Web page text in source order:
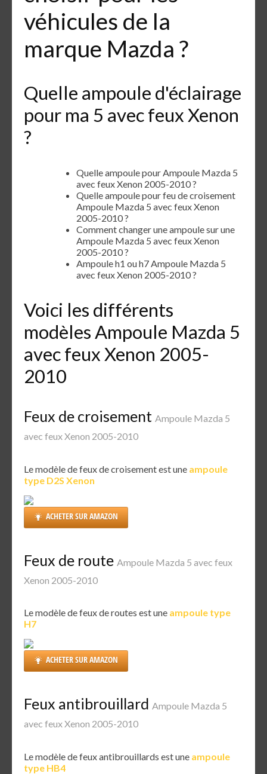
véhicules de la
marque Mazda ?
Quelle ampoule d'éclairage
pour ma 5 avec feux Xenon
?
Quelle ampoule pour Ampoule Mazda 5
avec feux Xenon 2005-2010 ?
Quelle ampoule pour feu de croisement
Ampoule Mazda 5 avec feux Xenon
2005-2010 ?
Comment changer une ampoule sur une
Ampoule Mazda 5 avec feux Xenon
2005-2010 ?
Ampoule h1 ou h7 Ampoule Mazda 5
avec feux Xenon 2005-2010 ?
Voici les différents
modèles Ampoule Mazda 5
avec feux Xenon 2005-
2010
Feux de croisement Ampoule Mazda 5
avec feux Xenon 2005-2010
Le modèle de feux de croisement est une ampoule
type D2S Xenon
ACHETER SUR AMAZON
Feux de route Ampoule Mazda 5 avec feux
Xenon 2005-2010
Le modèle de feux de routes est une ampoule type
H7
ACHETER SUR AMAZON
Feux antibrouillard Ampoule Mazda 5
avec feux Xenon 2005-2010
Le modèle de feux antibrouillards est une ampoule
type HB4